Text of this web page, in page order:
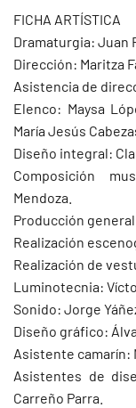
FICHA ARTÍSTICA
Dramaturgia: Juan
Dirección: Maritza
Asistencia de
Elenco: Maysa
María Jesús
Diseño integral:
Composición
Mendoza.
Producción
Realización
Realización de
Luminotecnia:
Sonido: Jorge
Diseño gráfico:
Asistente camarín:
Asistentes de
Carreño Parra.